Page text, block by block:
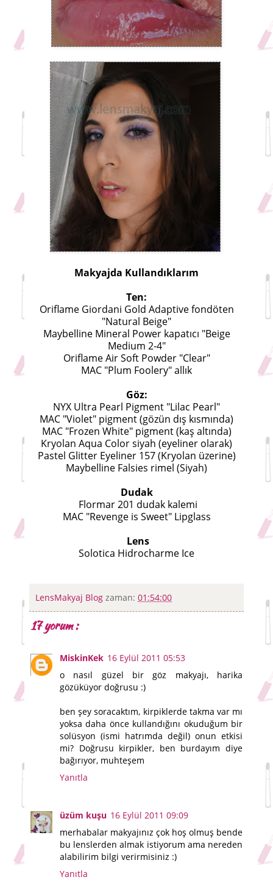
Makyajda Kullandıklarım
Ten:
Oriflame Giordani Gold Adaptive fondöten
"Natural Beige"
Maybelline Mineral Power kapatıcı "Beige
Medium 2-4"
Oriflame Air Soft Powder "Clear"
MAC "Plum Foolery" allık
Göz:
NYX Ultra Pearl Pigment "Lilac Pearl"
MAC "Violet" pigment (gözün dış kısmında)
MAC "Frozen White" pigment (kaş altında)
Kryolan Aqua Color siyah (eyeliner olarak)
Pastel Glitter Eyeliner 157 (Kryolan üzerine)
Maybelline Falsies rimel (Siyah)
Dudak
Flormar 201 dudak kalemi
MAC "Revenge is Sweet" Lipglass
Lens
Solotica Hidrocharme Ice
LensMakyaj Blog zaman: 01:54:00
17 yorum :
MiskinKek 16 Eylül 2011 05:53
o nasıl güzel bir göz makyajı, harika
gözüküyor doğrusu :)
ben şey soracaktım, kirpiklerde takma var mı
yoksa daha önce kullandığını okuduğum bir
solüsyon (ismi hatrımda değil) onun etkisi
mi? Doğrusu kirpikler, ben burdayım diye
bağırıyor, muhteşem
Yanıtla
üzüm kuşu 16 Eylül 2011 09:09
merhabalar makyajınız çok hoş olmuş bende
bu lenslerden almak istiyorum ama nereden
alabilirim bilgi verirmisiniz :)
Yanıtla